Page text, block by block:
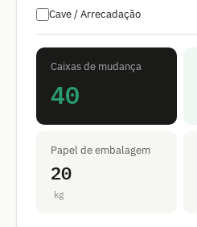
Cave / Arrecadação
Caixas de mudança
40
Papel de embalagem
20
kg